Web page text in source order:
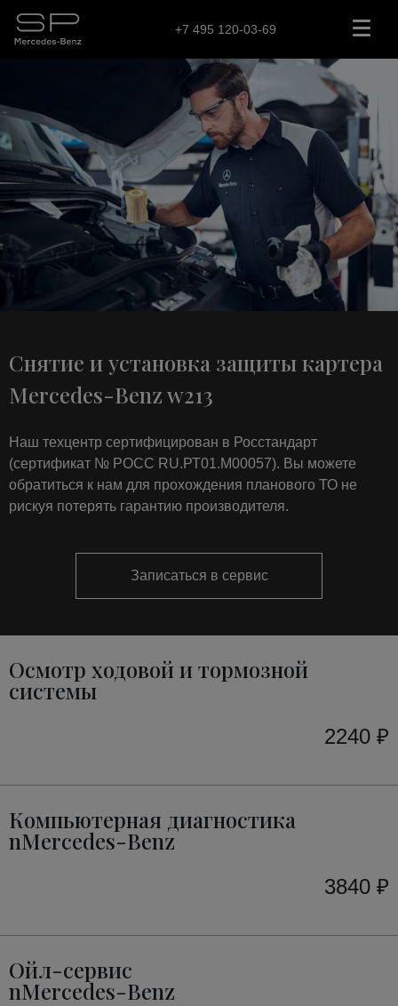
+7 495 120-03-69
Снятие и установка защиты картера
Mercedes-Benz w213
Наш техцентр сертифицирован в Росстандарт
(сертификат № РОСС RU.РТ01.М00057). Вы можете
обратиться к нам для прохождения планового ТО не
рискуя потерять гарантию производителя.
Записаться в сервис
Осмотр ходовой и тормозной
системы
2240 ₽
Компьютерная диагностика
nMercedes-Benz
3840 ₽
Ойл-сервис
nMercedes-Benz